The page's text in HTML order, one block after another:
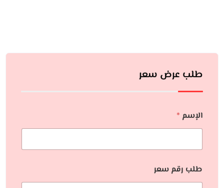
طلب عرض سعر
الإسم *
طلب رقم سعر